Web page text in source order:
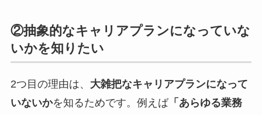
②抽象的なキャリアプランになっていな
いかを知りたい
2つ目の理由は、 大雑把なキャリアプランになって
いないかを知るためです。例えば「あらゆる業務